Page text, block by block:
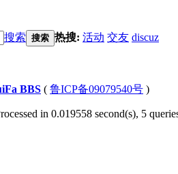
搜索 搜索 热搜: 活动 交友 discuz
BBS ( 鲁ICP备09079540号 )
in 0.019558 second(s), 5